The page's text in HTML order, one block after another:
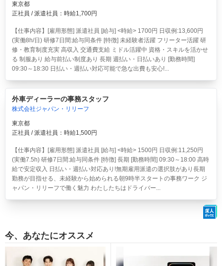
東京都
正社員 / 派遣社員：時給1,700円
【仕事内容】[雇用形態] 派遣社員 [給与] <時給> 1700円 日収例:13,600円
(実働8h/日) 研修7日間:給与同条件 [特徴] 未経験者活躍 フリーター活躍 研
修・教育制度充実 高収入 交通費支給 ミドル活躍中 資格・スキルを活かせ
る 制服あり 給与前払い制度あり 長期 週払い・日払いあり [勤務時間]
09:30～18:30 日払い・週払い対応可能で急な出費も安心!...
外車ディーラーの事務スタッフ
株式会社ジャパン・リリーフ
東京都
正社員 / 派遣社員：時給1,500円
【仕事内容】[雇用形態] 派遣社員 [給与] <時給> 1500円 日収例:11,250円
(実働7.5h) 研修7日間:給与同条件 [特徴] 長期 [勤務時間] 09:30～18:00 高時
給で安定収入 日払い・週払い対応あり!無期雇用派遣の選択肢があり長期
勤務が目指せる、未経験から始められる朝9時半スタートの事務ワーク ジ
ャパン・リリーフで働く魅力 わたしたちはドライバー...
今、あなたにオススメ